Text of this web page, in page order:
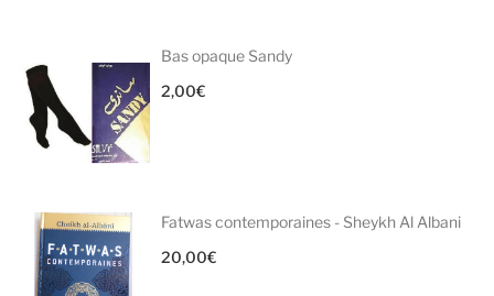
Bas opaque Sandy
2,00€
Fatwas contemporaines - Sheykh Al Albani
20,00€